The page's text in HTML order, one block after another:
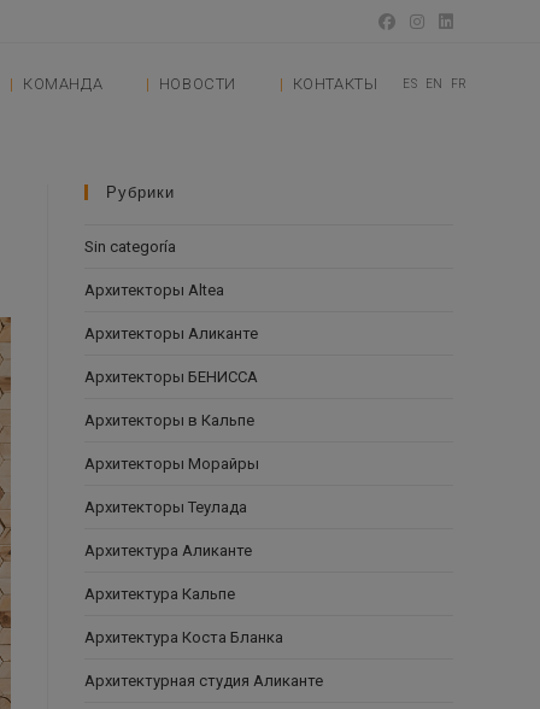
КОМАНДА НОВОСТИ КОНТАКТЫ ES EN FR
Рубрики
Sin categoría
Архитекторы Altea
Архитекторы Аликанте
Архитекторы БЕНИССА
Архитекторы в Кальпе
Архитекторы Морайры
Архитекторы Теулада
Архитектура Аликанте
Архитектура Кальпе
Архитектура Коста Бланка
Архитектурная студия Аликанте